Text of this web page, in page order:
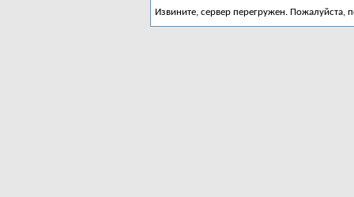
Извините, сервер перегружен. Пожалуйста,